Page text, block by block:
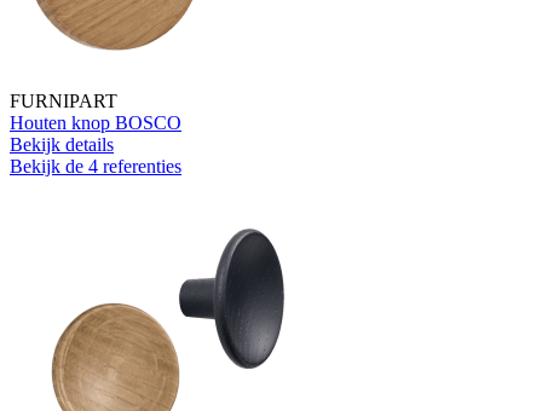
FURNIPART
Houten knop BOSCO
Bekijk details
Bekijk de 4 referenties